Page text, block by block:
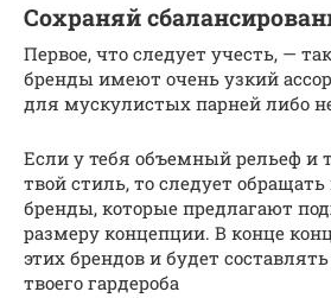
Сохраняй
Первое, что следует учесть, —
бренды имеют очень узкий
для мускулистых парней либо
Если у тебя объемный рельеф и
твой стиль, то следует
бренды, которые предлагают
размеру концепции. В конце
этих брендов и будет
твоего гардероба